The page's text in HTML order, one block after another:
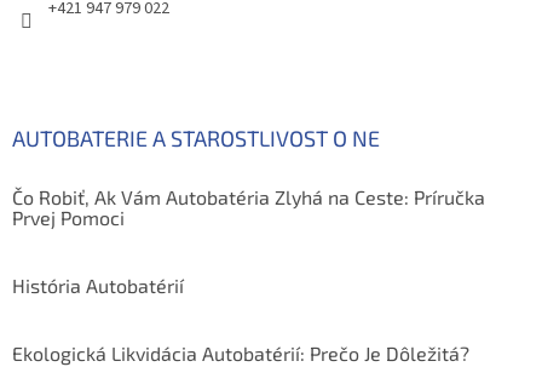
+421 947 979 022
AUTOBATERIE A STAROSTLIVOST O NE
Čo Robiť, Ak Vám Autobatéria Zlyhá na Ceste: Príručka
Prvej Pomoci
História Autobatérií
Ekologická Likvidácia Autobatérií: Prečo Je Dôležitá?